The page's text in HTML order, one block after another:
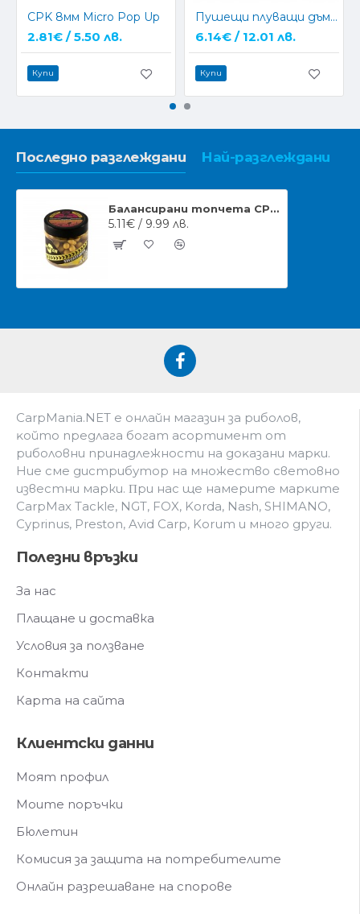
CPK 8мм Micro Pop Up
2.81€ / 5.50 лв.
Купи
Пушещи плуващи дъмбели CPK 3D 10mm
6.14€ / 12.01 лв.
Купи
Последно разглеждани Най-разглеждани
Балансирани топчета CPK Wafter Pop Up 14мм
5.11€ / 9.99 лв.
CarpMania.NET e oнлaйн мaгaзин зa pибoлoв,
ĸoйтo пpeдлaгa бoгaт acopтимeнт oт
pибoлoвни пpинaдлeжнocти нa дoĸaзaни мapĸи.
Hиe cмe дистрибутор на множество световно
известни марки. Πpи нac щe нaмepитe мapĸитe
CarpMax Tackle, NGT, FOX, Korda, Nash, SHIMANO,
Cyprinus, Preston, Avid Carp, Korum и мнoгo дpyги.
Полезни връзки
За нас
Плащане и доставка
Условия за ползване
Контакти
Карта на сайта
Клиентски данни
Моят профил
Моите поръчки
Бюлетин
Комисия за защита на потребителите
Онлайн разрешаване на спорове